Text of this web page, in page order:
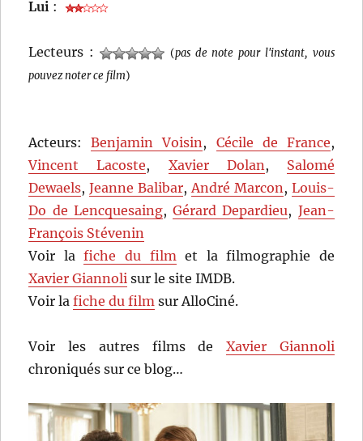
Lui :
Lecteurs : (pas de note pour l'instant, vous
pouvez noter ce film)
Acteurs:Benjamin Voisin, Cécile de France,
Vincent Lacoste, Xavier Dolan, Salomé
Dewaels,Jeanne Balibar,André Marcon, Louis-
Do de Lencquesaing,Gérard Depardieu, Jean-
François Stévenin
Voir lafiche du filmet la filmographie de
Xavier Giannoli sur le site IMDB.
Voir lafiche du film sur AlloCiné.
Voir les autres films de Xavier Giannoli
chroniqués sur ce blog…